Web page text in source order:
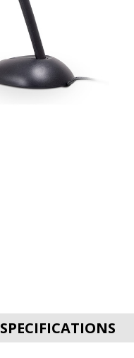
SPECIFICATIONS